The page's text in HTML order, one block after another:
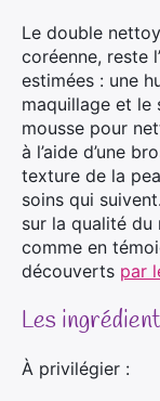
Le double
coréenne, reste
estimées : une
maquillage et le
mousse pour
à l’aide d’une
texture de la
soins qui
sur la qualité
comme en
découverts par
Les
À privilégier :